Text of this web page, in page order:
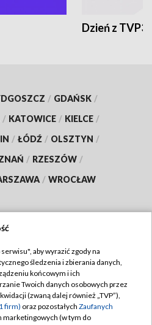
Dzień z TVP3
/ GDAŃSK /
/ KATOWICE / KIELCE /
/ ŁÓDŹ / OLSZTYN /
/ RZESZÓW /
/ WROCŁAW
TVP
TVP
prywatności
aby wyrazić zgody na
śledzenia i zbierania danych,
końcowym i ich
Twoich danych osobowych przez
(zwaną dalej również „TVP”),
firm) oraz pozostałych Zaufanych
marketingowych (w tym do